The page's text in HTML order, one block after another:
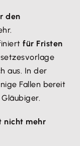
den
für Fristen
aus. In der
Fallen bereit
nicht mehr